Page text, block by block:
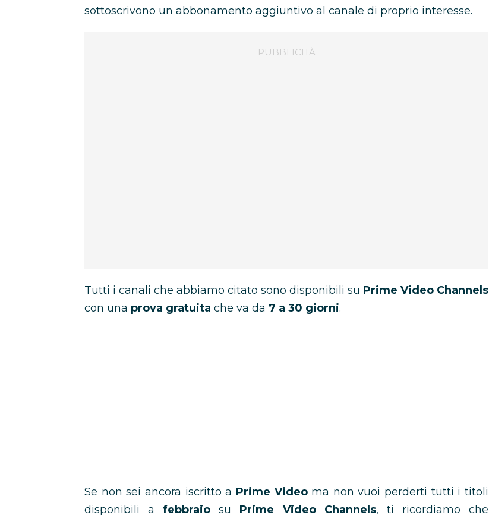
sottoscrivono un abbonamento aggiuntivo al canale di proprio interesse.
Tutti i canali che abbiamo citato sono disponibili su Prime Video Channels
con una prova gratuita che va da 7 a 30 giorni.
Se non sei ancora iscritto a Prime Videoma non vuoi perderti tutti i titoli
disponibili afebbraio su Prime Video Channels, ti ricordiamo che